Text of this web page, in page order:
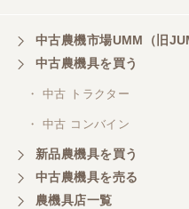
中古農機市場UMM（旧
中古農機具を買う
・ 中古 トラクター
・ 中古 コンバイン
新品農機具を買う
中古農機具を売る
農機具店一覧